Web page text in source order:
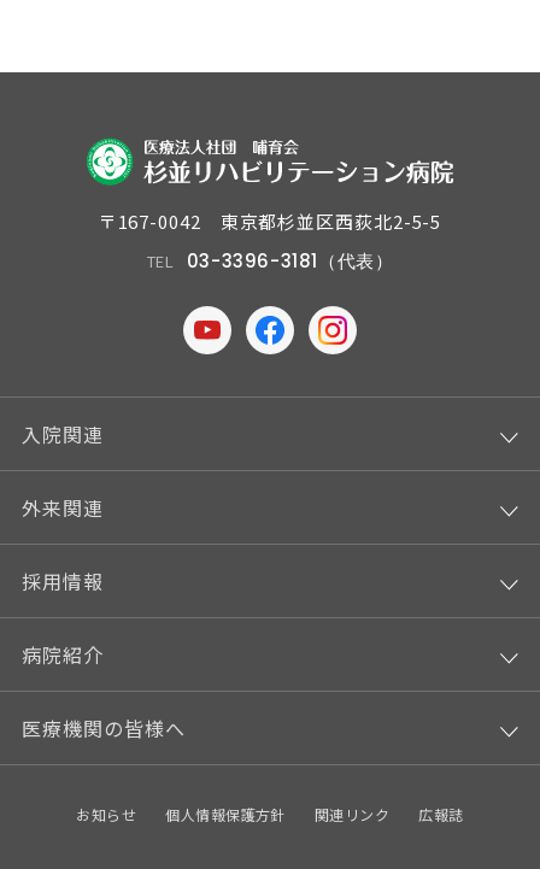
〒167-0042 東京都杉並区西荻北2-5-5
TEL 03-3396-3181（代表）
入院関連
外来関連
採用情報
病院紹介
医療機関の皆様へ
お知らせ 個人情報保護方針 関連リンク 広報誌